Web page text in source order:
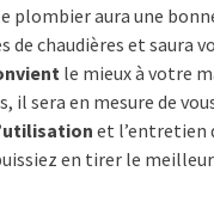
plombier aura une
de chaudières et saura
le mieux à votre
il sera en mesure de
et l’entretien
en tirer le